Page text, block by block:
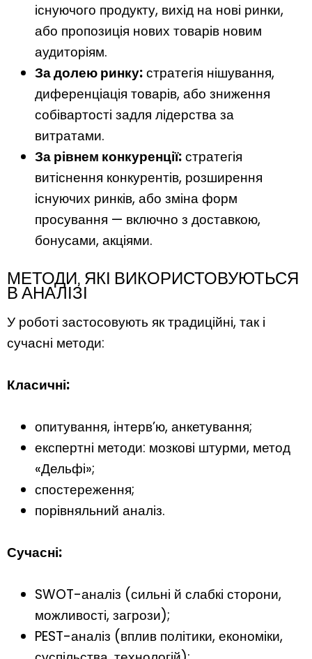
існуючого продукту, вихід на нові ринки,
або пропозиція нових товарів новим
аудиторіям.
За долею ринку:стратегія нішування,
диференціація товарів, або зниження
собівартості задля лідерства за
витратами.
За рівнем конкуренції:стратегія
витіснення конкурентів, розширення
існуючих ринків, або зміна форм
просування — включно з доставкою,
бонусами, акціями.
МЕТОДИ, ЯКІ ВИКОРИСТОВУЮТЬСЯ
В АНАЛІЗІ
У роботі застосовують як традиційні, так і
сучасні методи:
Класичні:
опитування, інтерв’ю, анкетування;
експертні методи: мозкові штурми, метод
«Дельфі»;
спостереження;
порівняльний аналіз.
Сучасні:
SWOT-аналіз (сильні й слабкі сторони,
можливості, загрози);
PEST-аналіз (вплив політики, економіки,